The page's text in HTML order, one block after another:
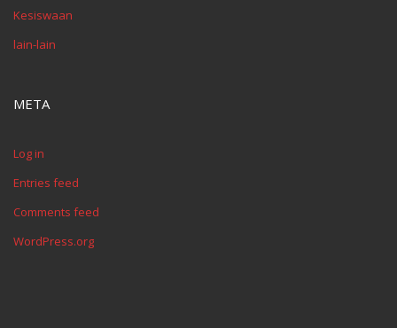
Kesiswaan
lain-lain
META
Log in
Entries feed
Comments feed
WordPress.org